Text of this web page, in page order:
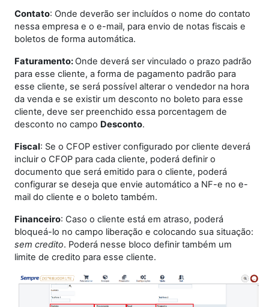
Contato: Onde deverão ser incluídos o nome do contato
nessa empresa e o e-mail, para envio de notas fiscais e
boletos de forma automática.
Faturamento: Onde deverá ser vinculado o prazo padrão
para esse cliente, a forma de pagamento padrão para
esse cliente, se será possível alterar o vendedor na hora
da venda e se existir um desconto no boleto para esse
cliente, deve ser preenchido essa porcentagem de
desconto no campo Desconto.
Fiscal: Se o CFOP estiver configurado por cliente deverá
incluir o CFOP para cada cliente, poderá definir o
documento que será emitido para o cliente, poderá
configurar se deseja que envie automático a NF-e no e-
mail do cliente e o boleto também.
Financeiro: Caso o cliente está em atraso, poderá
bloqueá-lo no campo liberação e colocando sua situação:
sem credito. Poderá nesse bloco definir também um
limite de credito para esse cliente.